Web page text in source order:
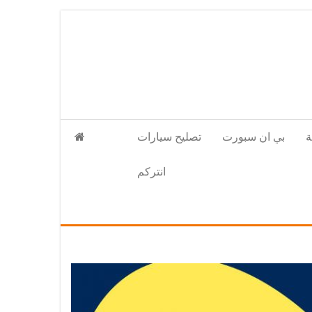
تصليح سيارات بي ان سبورت
انتركم